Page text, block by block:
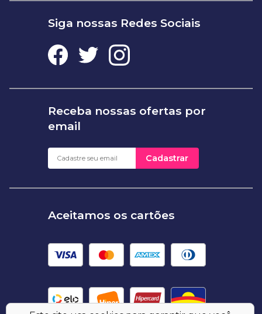
Siga nossas Redes Sociais
Receba nossas ofertas por
email
Cadastrar
Aceitamos os cartões